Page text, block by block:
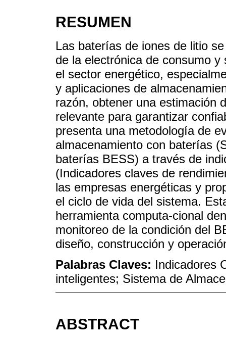
RESUMEN
Las baterías de iones de litio
de la electrónica de consumo
el sector energético,
y aplicaciones de
razón, obtener una estimación
relevante para garantizar
presenta una metodología de
almacenamiento con baterías
baterías BESS) a través de
(Indicadores claves de
las empresas energéticas y
el ciclo de vida del sistema.
herramienta computa-cional
monitoreo de la condición del
diseño, construcción y
Palabras Claves: Indicadores
inteligentes; Sistema de
ABSTRACT